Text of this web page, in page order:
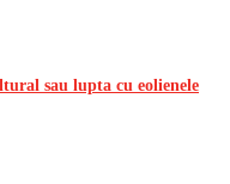
sau lupta cu eolienele